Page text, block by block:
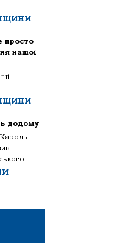
просто
нашої
додому